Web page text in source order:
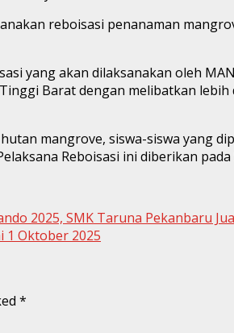
reboisasi penanaman
yang akan dilaksanakan oleh
Barat dengan melibatkan
mangrove, siswa-siswa yang
Reboisasi ini diberikan
2025, SMK Taruna Pekanbaru
1 Oktober 2025
*